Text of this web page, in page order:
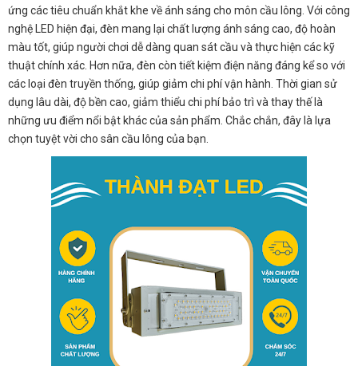
ứng các tiêu chuẩn khắt khe về ánh sáng cho môn cầu lông. Với công
nghệ LED hiện đại, đèn mang lại chất lượng ánh sáng cao, độ hoàn
màu tốt, giúp người chơi dễ dàng quan sát cầu và thực hiện các kỹ
thuật chính xác. Hơn nữa, đèn còn tiết kiệm điện năng đáng kể so với
các loại đèn truyền thống, giúp giảm chi phí vận hành. Thời gian sử
dụng lâu dài, độ bền cao, giảm thiểu chi phí bảo trì và thay thế là
những ưu điểm nổi bật khác của sản phẩm. Chắc chắn, đây là lựa
chọn tuyệt vời cho sân cầu lông của bạn.